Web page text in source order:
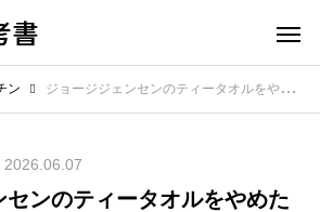
書
ン ジョージジェンセンのティータオルをやめた理由は？デメリットを解説
2026.06.07
センのティータオルをやめた